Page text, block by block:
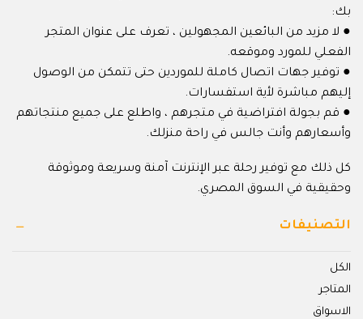
بك:
● لا مزيد من البائعين المجهولين ، تعرف على عنوان المتجر
الفعلي للمورد وموقعه.
● توفير جهات اتصال كاملة للموردين حتى تتمكن من الوصول
إليهم مباشرة لأية استفسارات.
● قم بجولة افتراضية في متجرهم ، واطلع على جميع منتجاتهم
وأسعارهم وأنت جالس في راحة منزلك.
كل ذلك مع توفير رحلة عبر الإنترنت آمنة وسريعة وموثوقة
وحقيقية في السوق المصري.
التصنيفات
الكل
المتاجر
الاسواق